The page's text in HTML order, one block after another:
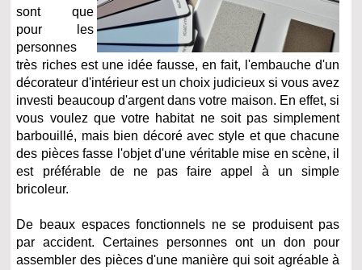
sont que
pour les
personnes
très riches est une idée fausse, en fait, l'embauche d'un
décorateur d'intérieur est un choix judicieux si vous avez
investi beaucoup d'argent dans votre maison. En effet, si
vous voulez que votre habitat ne soit pas simplement
barbouillé, mais bien décoré avec style et que chacune
des pièces fasse l'objet d'une véritable mise en scène, il
est préférable de ne pas faire appel à un simple
bricoleur.
De beaux espaces fonctionnels ne se produisent pas
par accident. Certaines personnes ont un don pour
assembler des pièces d'une manière qui soit agréable à